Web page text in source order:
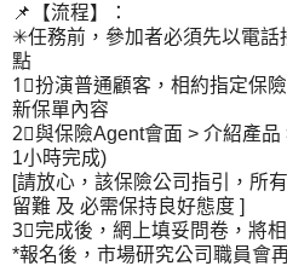
📌【流程】：
✳任務前，參加者必須先以電話
點
1⃣扮演普通顧客，相約指定保
新保單內容
2⃣與保險Agent會面 > 介紹產
1小時完成)
[請放心，該保險公司指引，所
留難 及 必需保持良好態度 ]
3⃣完成後，網上填妥問卷，將
*報名後，市場研究公司職員會